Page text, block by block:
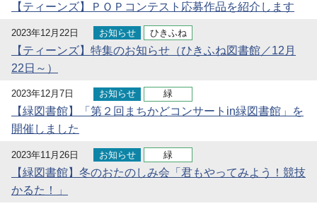
【ティーンズ】ＰＯＰコンテスト応募作品を紹介します
2023年12月22日 お知らせ ひきふね
【ティーンズ】特集のお知らせ（ひきふね図書館／12月
22日～）
2023年12月7日 お知らせ 緑
【緑図書館】「第２回まちかどコンサートin緑図書館」を
開催しました
2023年11月26日 お知らせ 緑
【緑図書館】冬のおたのしみ会「君もやってみよう！競技
かるた！」